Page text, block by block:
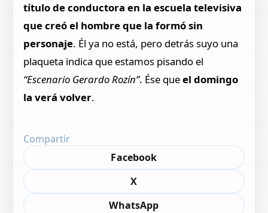
título de conductora en la escuela televisiva
que creó el hombre que la formó sin
personaje. Él ya no está, pero detrás suyo una
plaqueta indica que estamos pisando el
“Escenario Gerardo Rozín”. Ése queel domingo
la verá volver.
Compartir
Facebook
X
WhatsApp